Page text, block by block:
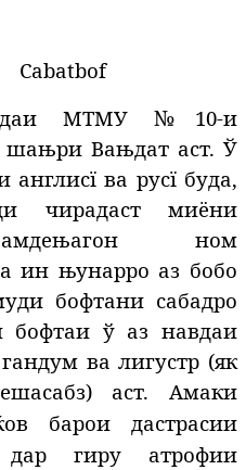
МТМУ №10-и
Вањдат аст. Ў
ва русї буда,
чирадаст миёни
ном
ин њунарро аз бобо
бофтани сабадро
бофтаи ў аз навдаи
ва лигустр (як
аст. Амаки
барои дастрасии
гиру атрофии